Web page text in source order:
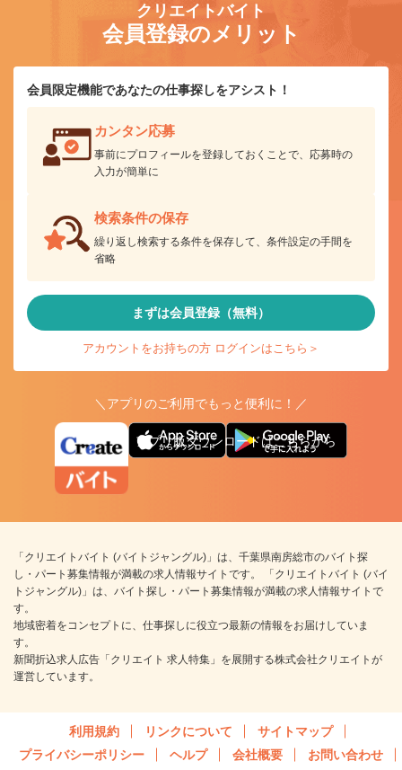
クリエイトバイト
会員登録のメリット
会員限定機能であなたの仕事探しをアシスト！
カンタン応募
事前にプロフィールを登録しておくことで、応募時の
入力が簡単に
検索条件の保存
繰り返し検索する条件を保存して、条件設定の手間を
省略
まずは会員登録（無料）
アカウントをお持ちの方 ログインはこちら＞
＼アプリのご利用でもっと便利に！／
アプリ版ダウンロードはこちらから
「クリエイトバイト (バイトジャングル)」は、千葉県南房総市のバイト探
し・パート募集情報が満載の求人情報サイトです。 「クリエイトバイト (バイ
トジャングル)」は、バイト探し・パート募集情報が満載の求人情報サイトで
す。
地域密着をコンセプトに、仕事探しに役立つ最新の情報をお届けしていま
す。
新聞折込求人広告「クリエイト 求人特集」を展開する株式会社クリエイトが
運営しています。
利用規約 リンクについて
サイトマップ
プライバシーポリシー
ヘルプ 会社概要 お問い合わせ